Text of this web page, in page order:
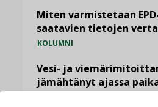
Miten varmistetaan
saatavien tietojen
KOLUMNI
Vesi- ja
jämähtänyt ajassa